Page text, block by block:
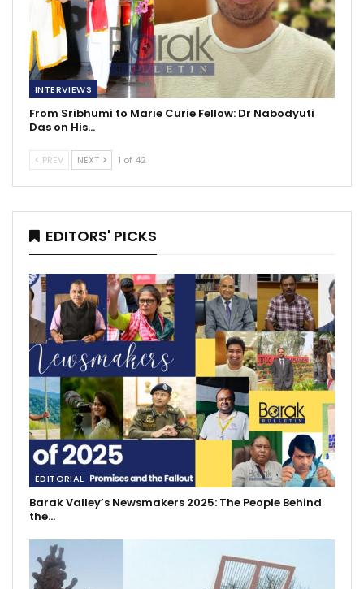
INTERVIEWS
From Sribhumi to Marie Curie Fellow: Dr Nabodyuti
Das on His…
PREV NEXT 1 of 42
EDITORS' PICKS
EDITORIAL
Barak Valley’s Newsmakers 2025: The People Behind
the…